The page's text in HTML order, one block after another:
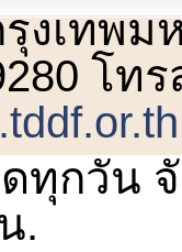
งเทพม
โท
ดทุกวัน
.